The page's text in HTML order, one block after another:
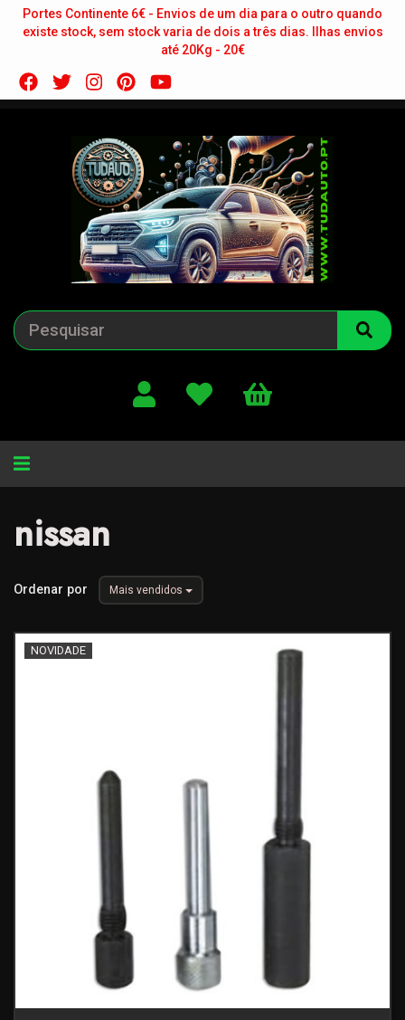
Portes Continente 6€ - Envios de um dia para o outro quando
existe stock, sem stock varia de dois a três dias. Ilhas envios
até 20Kg - 20€
Alternar
nissan
Ordenar por Mais vendidos
NOVIDADE